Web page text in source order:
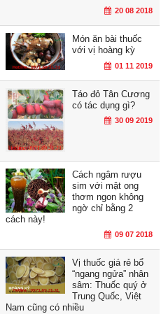
20 08 2018
Món ăn bài thuốc
với vị hoàng kỳ
01 11 2019
Táo đỏ Tân Cương
có tác dụng gì?
30 09 2019
Cách ngâm rượu
sim với mật ong
thơm ngon không
ngờ chỉ bằng 2
cách này!
09 07 2018
Vị thuốc giá rẻ bổ
“ngang ngửa” nhân
sâm: Thuốc quý ở
Trung Quốc, Việt
Nam cũng có nhiều